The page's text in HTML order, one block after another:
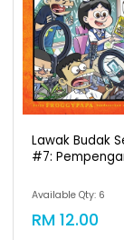
Lawak Budak
#7:
Available Qty: 6
RM 12.00